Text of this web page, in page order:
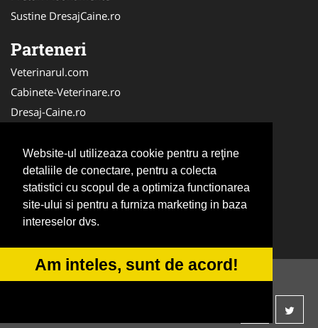
Website-ul utilizeaza cookie pentru a reţine
detaliile de conectare, pentru a colecta
statistici cu scopul de a optimiza functionarea
site-ului si pentru a furniza marketing in baza
intereselor dvs.
Am inteles, sunt de acord!
Sustine DresajCaine.ro
Parteneri
Veterinarul.com
Cabinete-Veterinare.ro
Dresaj-Caine.ro
Medic-Bun.com
SalonFrizerieCanina.com
DresajCaine.ro
NonStopDeschis.ro